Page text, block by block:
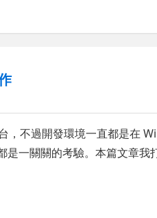
不過開發環境一直都是在
一關關的考驗。本篇文章我